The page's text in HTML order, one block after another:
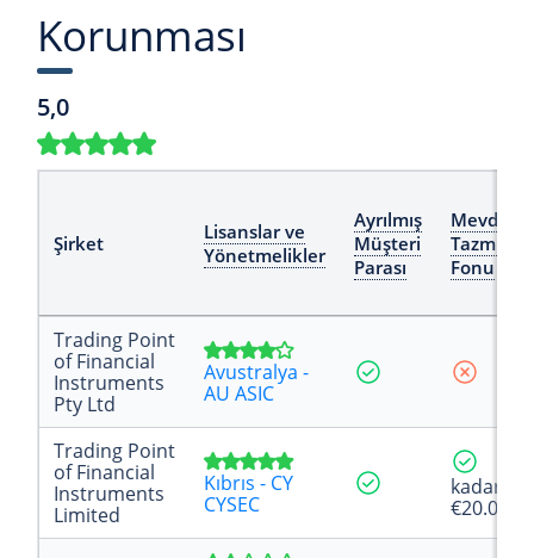
Korunması
5,0
Şirket
Lisanslar ve
Yönetmelikler
Ayrılmış
Müşteri
Parası
Mevduat
Tazminat
Fonu
Trading Point
of Financial
Instruments
Pty Ltd
Avustralya -
AU ASIC
Trading Point
of Financial
Instruments
Limited
Kıbrıs - CY
CYSEC
kadar
€20.000